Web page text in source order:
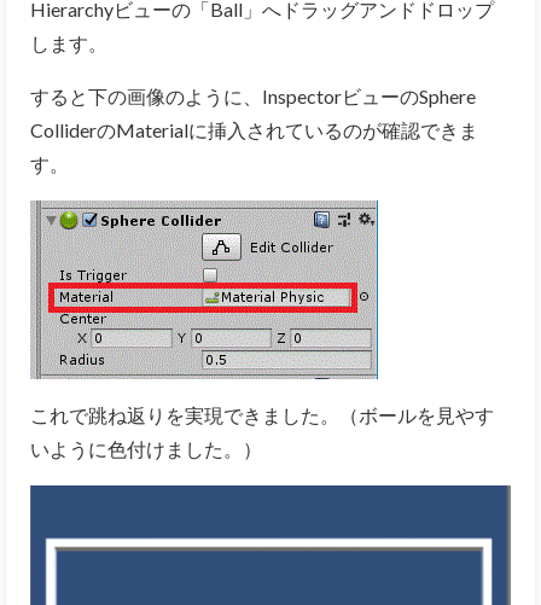
Hierarchyビューの「Ball」へドラッグアンドドロップ
します。
すると下の画像のように、InspectorビューのSphere
ColliderのMaterialに挿入されているのが確認できま
す。
これで跳ね返りを実現できました。（ボールを見やす
いように色付けました。）